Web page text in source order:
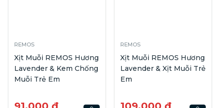
REMOS
Xịt Muỗi REMOS Hương
Lavender & Kem Chống
Muỗi Trẻ Em
REMOS
Xịt Muỗi REMOS Hương
Lavender & Xịt Muỗi Trẻ
Em